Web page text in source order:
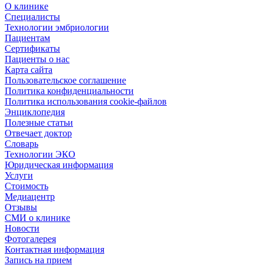
О клинике
Специалисты
Технологии эмбриологии
Пациентам
Сертификаты
Пациенты о нас
Карта сайта
Пользовательское соглашение
Политика конфиденциальности
Политика использования cookie-файлов
Энциклопедия
Полезные статьи
Отвечает доктор
Словарь
Технологии ЭКО
Юридическая информация
Услуги
Стоимость
Медиацентр
Отзывы
СМИ о клинике
Новости
Фотогалерея
Контактная информация
Запись на прием